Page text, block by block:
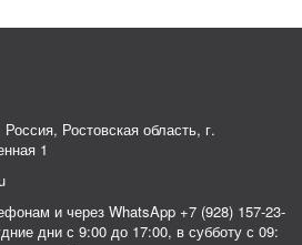
Россия, Ростовская область, г.
1
и через WhatsApp +7 (928) 157-23-
дни с 9:00 до 17:00, в субботу с 09: